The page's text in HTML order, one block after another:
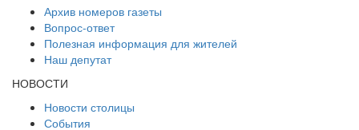
Архив номеров газеты
Вопрос-ответ
Полезная информация для жителей
Наш депутат
НОВОСТИ
Новости столицы
События